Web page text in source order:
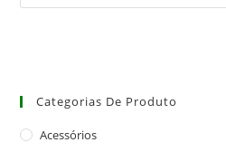
Categorias De Produto
Acessórios